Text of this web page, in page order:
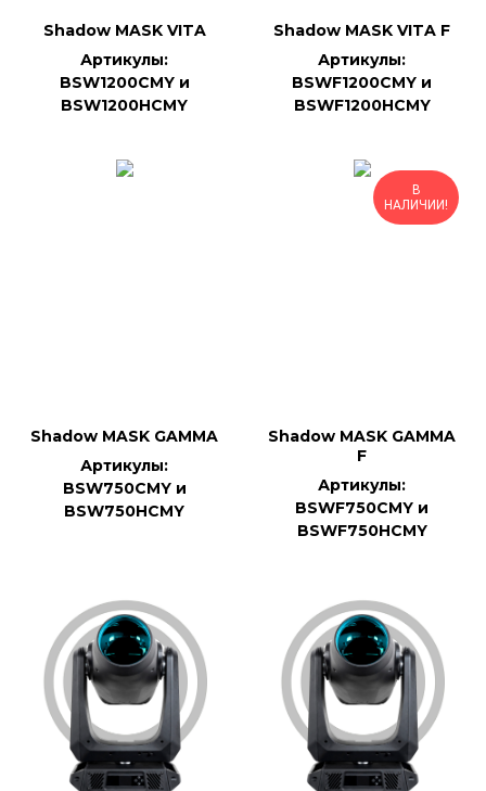
Shadow MASK VITA
Артикулы:
BSW1200CMY и
BSW1200HCMY
Shadow MASK VITA F
Артикулы:
BSWF1200CMY и
BSWF1200HCMY
Shadow MASK GAMMA
Артикулы:
BSW750CMY и
BSW750HCMY
В
НАЛИЧИИ!
Shadow MASK GAMMA
F
Артикулы:
BSWF750CMY и
BSWF750HCMY